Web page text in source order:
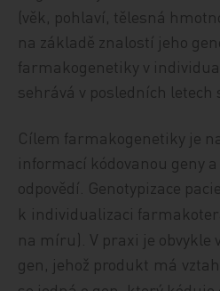
(věk, pohlaví, tělesná
na základě znalostí jeho
farmakogenetiky v
sehrává v posledních letech
Cílem farmakogenetiky je
informací kódovanou geny
odpovědí. Genotypizace
k individualizaci
na míru). V praxi je obvykle
gen, jehož produkt má